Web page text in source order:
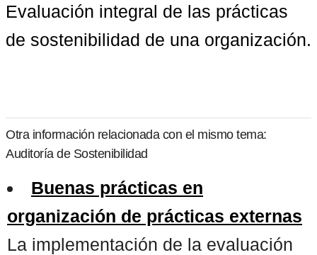
Evaluación integral de las prácticas
de sostenibilidad de una organización.
Otra información relacionada con el mismo tema:
Auditoría de Sostenibilidad
Buenas prácticas en
organización de prácticas externas
La implementación de la evaluación